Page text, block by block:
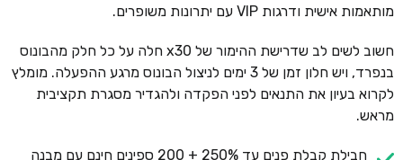
מותאמות אישית ודרגות VIP עם יתרונות משופרים.
חשוב לשים לב שדרישת ההימור של x30 חלה על כל חלק מהבונוס
בנפרד, ויש חלון זמן של 3 ימים לניצול הבונוס מרגע ההפעלה. מומלץ
לקרוא בעיון את התנאים לפני הפקדה ולהגדיר מסגרת תקציבית
מראש.
חבילת קבלת פנים עד 250% + 200 ספינים חינם עם מבנה